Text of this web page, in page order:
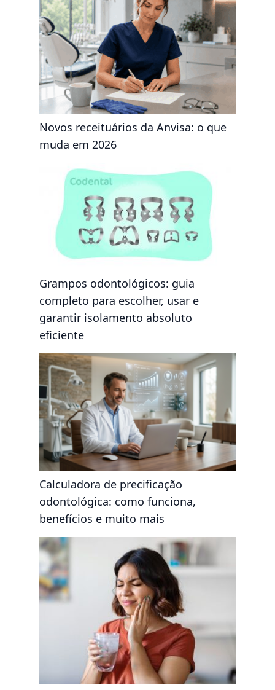
Novos receituários da Anvisa: o que
muda em 2026
Grampos odontológicos: guia
completo para escolher, usar e
garantir isolamento absoluto
eficiente
Calculadora de precificação
odontológica: como funciona,
benefícios e muito mais